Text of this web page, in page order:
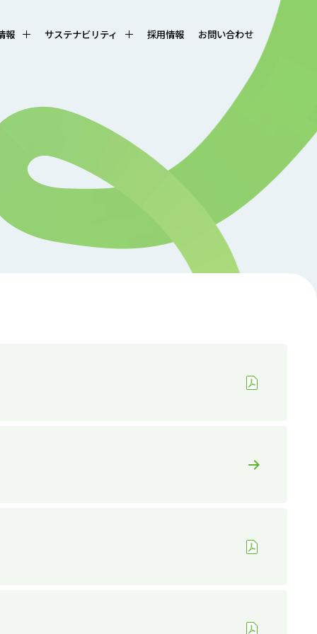
報 サステナビリティ 採用情報 お問い合わせ